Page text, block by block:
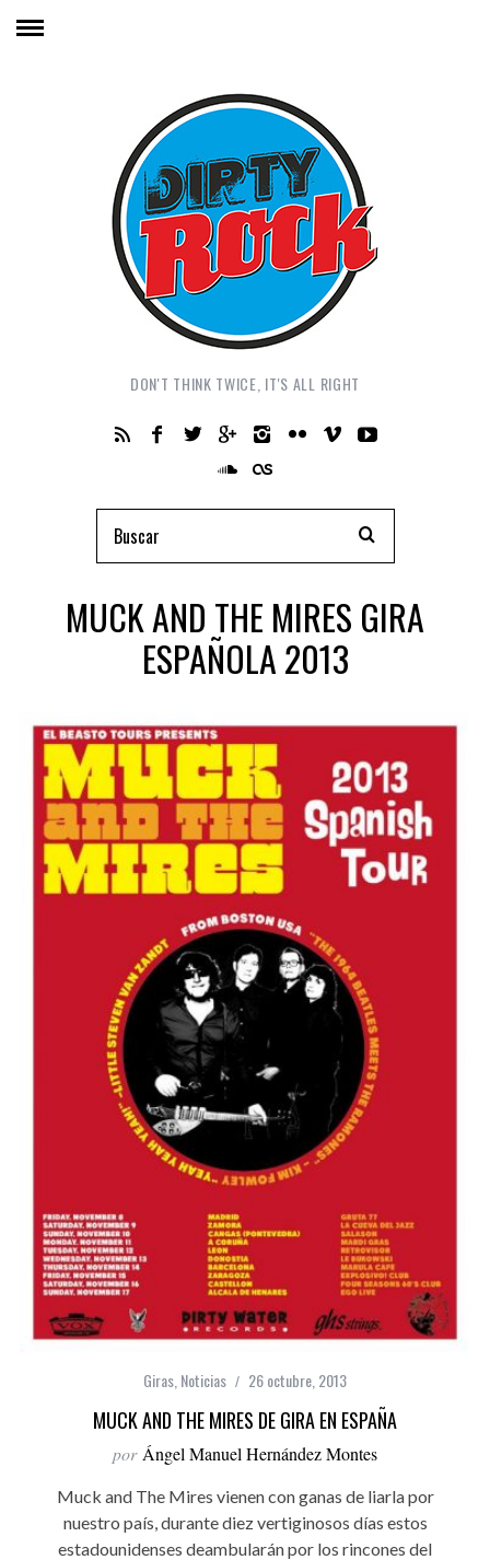
DON'T THINK TWICE, IT'S ALL RIGHT
MUCK AND THE MIRES GIRA
ESPAÑOLA 2013
Giras Noticias 26 octubre, 2013
MUCK AND THE MIRES DE GIRA EN ESPAÑA
por Ángel Manuel Hernández Montes
Muck and The Mires vienen con ganas de liarla por
nuestro país, durante diez vertiginosos días estos
estadounidenses deambularán por los rincones del